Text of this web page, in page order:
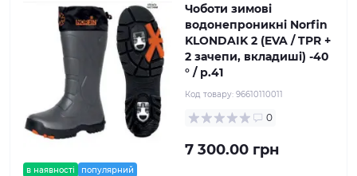
в наявності популярний
Чоботи зимові
водонепроникні Norfin
KLONDAIK 2 (EVA / TPR +
2 зачепи, вкладиші) -40
° / р.41
Код товару: 96610110011
0
7 300.00 грн